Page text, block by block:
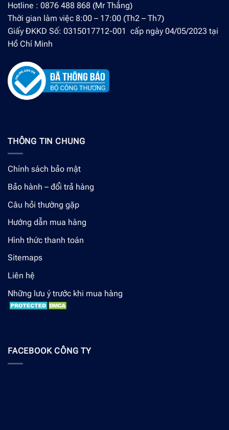
Hotline : 0876 488 868 (Mr Thắng)
Thời gian làm việc 8:00 – 17:00 (Th2 – Th7)
Giấy ĐKKD Số: 0315017712-001 cấp ngày 04/05/2023 tại
Hồ Chí Minh
THÔNG TIN CHUNG
Chính sách bảo mật
Bảo hành – đổi trả hàng
Câu hỏi thường gặp
Hướng dẫn mua hàng
Hình thức thanh toán
Sitemaps
Liên hệ
Những lưu ý trước khi mua hàng
FACEBOOK CÔNG TY